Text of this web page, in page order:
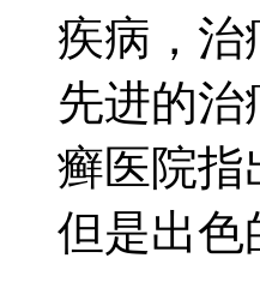
疾病，治
先进的
癣医院指
但是出色